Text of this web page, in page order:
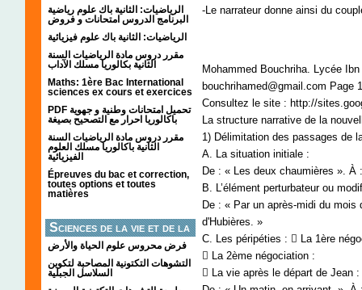
الرياضيات: الثانية باك علوم رياضية
البرنامج الدروس امتحانات و فروض
الرياضيات: الثانية باك علوم فيزيائية
مقرر دروس مادة الرياضيات السنة
الثانية بكالوريا مسلك الآداب
Maths: 1ère Bac International
sciences ex cours et exercices
PDF تحميل امتحانات وطنية و جهوية
باكالوريا احرار مع التصحيح بصيغة
مقرر دروس مادة الرياضيات السنة
الثانية باكالوريا مسلك العلوم
الفيزيائية
Épreuves du bac et correction,
toutes options et toutes
matières
Sciences de la vie et de la
terre
فرض محروس علوم الحياة والأرض
التشوهات التكتونیة المصاحبة لتكوین
السلاسل الجبلیة
-Le narrateur donne ainsi du
Mohammed Bouchriha. Lycée
bouchrihamed@gmail.com Page 1
Consultez le site : http://
La structure narrative de la
1) Délimitation des passages de
A. La situation initiale :
De : « Les deux chaumières ».
B. L’élément perturbateur ou
De : « Par un après-midi du
d'Hubières. »
C. Les péripéties :  La 1ère
 La 2ème négociation :
 La vie après le départ de Jean :